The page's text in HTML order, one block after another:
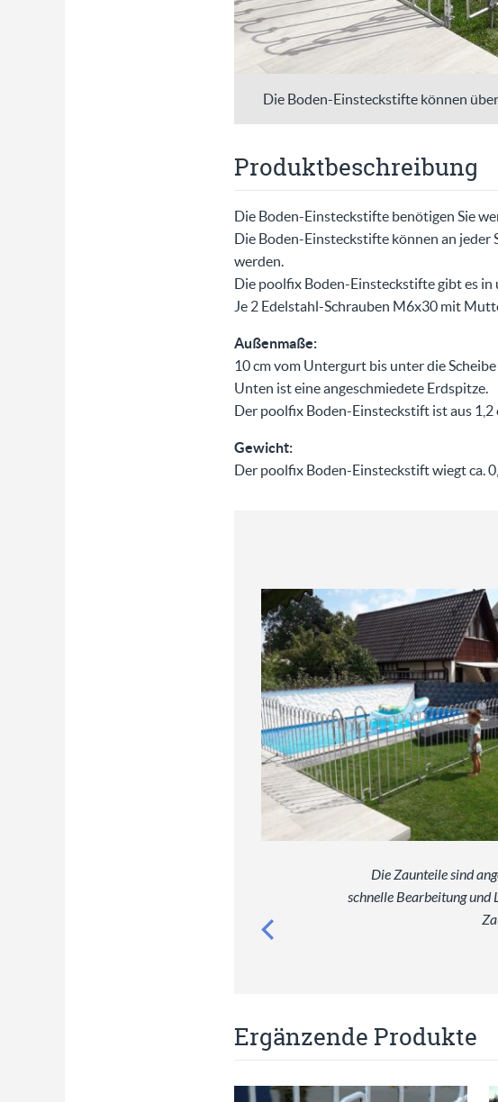
Die Boden-Einsteckstifte können
Produktbeschreibung
Die Boden-Einsteckstifte benötigen Sie
Die Boden-Einsteckstifte können an
werden.
Die poolfix Boden-Einsteckstifte gibt es
Je 2 Edelstahl-Schrauben M6x30 mit
Außenmaße:
10 cm vom Untergurt bis unter die
Unten ist eine angeschmiedete Erdspitze.
Der poolfix Boden-Einsteckstift ist aus
Gewicht:
Der poolfix Boden-Einsteckstift wiegt ca.
Die Zaunteile sind
schnelle Bearbeitung und
Ergänzende Produkte